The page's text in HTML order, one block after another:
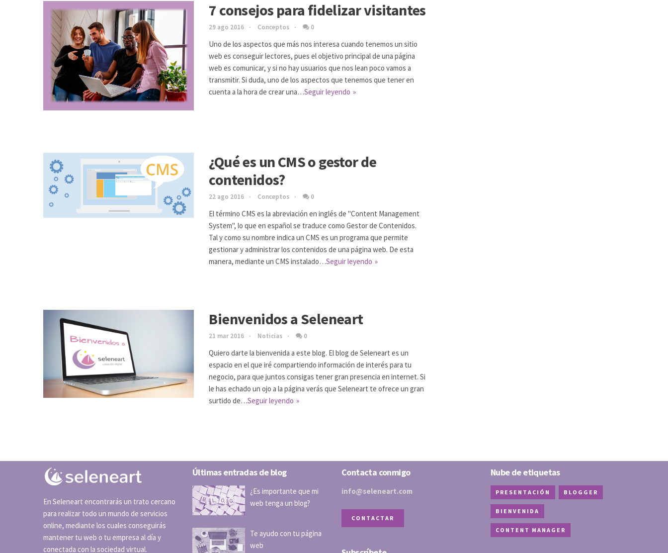
7 consejos para fidelizar visitantes
29 ago 2016 Conceptos 0
Uno de los aspectos que más nos interesa cuando tenemos un sitio
web es conseguir lectores, pues el objetivo principal de una página
web es comunicar, y si no hay usuarios que nos lean poco vamos a
transmitir. Si duda, uno de los aspectos que tenemos que tener en
cuenta a la hora de crear una…Seguir leyendo
¿Qué es un CMS o gestor de
contenidos?
22 ago 2016 Conceptos 0
El término CMS es la abreviación en inglés de "Content Management
System", lo que en español se traduce como Gestor de Contenidos.
Tal y como su nombre indica un CMS es un programa que permite
gestionar y administrar los contenidos de una página web. De esta
manera, mediante un CMS instalado…Seguir leyendo
Bienvenidos a Seleneart
21 mar 2016 Noticias 0
Quiero darte la bienvenida a este blog. El blog de Seleneart es un
espacio en el que iré compartiendo información de interés para tu
negocio, para que juntos consigas tener gran presencia en internet. Si
le has echado un ojo a la página verás que Seleneart te ofrece un gran
surtido de…Seguir leyendo
En Seleneart encontrarás un trato cercano
para realizar todo un mundo de servicios
online, mediante los cuales conseguirás
mantener tu web o tu empresa al día y
conectada con la sociedad virtual.
Últimas entradas de blog
¿Es importante que mi
web tenga un blog?
Te ayudo con tu página
web
Contacta conmigo
info@seleneart.com
CONTACTAR
Nube de etiquetas
PRESENTACIÓN BLOGGER
BIENVENIDA
CONTENT MANAGER